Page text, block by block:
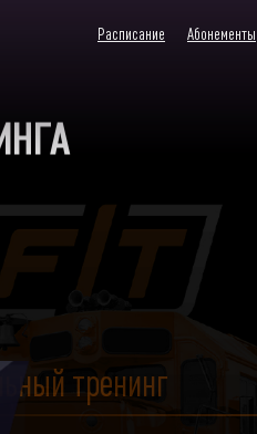
Расписание Aбонементы
тренинг